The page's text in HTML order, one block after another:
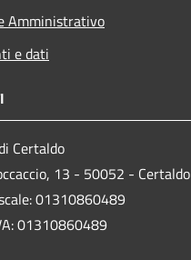
Amministrativo
e dati
Certaldo
13 - 50052 - Certaldo
01310860489
01310860489